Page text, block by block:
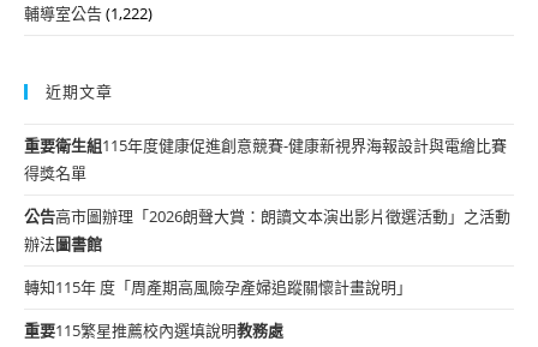
輔導室公告(1,222)
近期文章
重要衛生組115年度健康促進創意競賽-健康新視界海報設計與電繪比賽
得獎名單
公告高市圖辦理「2026朗聲大賞：朗讀文本演出影片徵選活動」之活動
辦法圖書館
轉知115年 度「周產期高風險孕產婦追蹤關懷計畫說明」
重要115繁星推薦校內選填說明教務處